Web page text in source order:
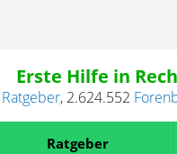
Erste Hilfe in
Ratgeber, 2.624.552
Ratgeber